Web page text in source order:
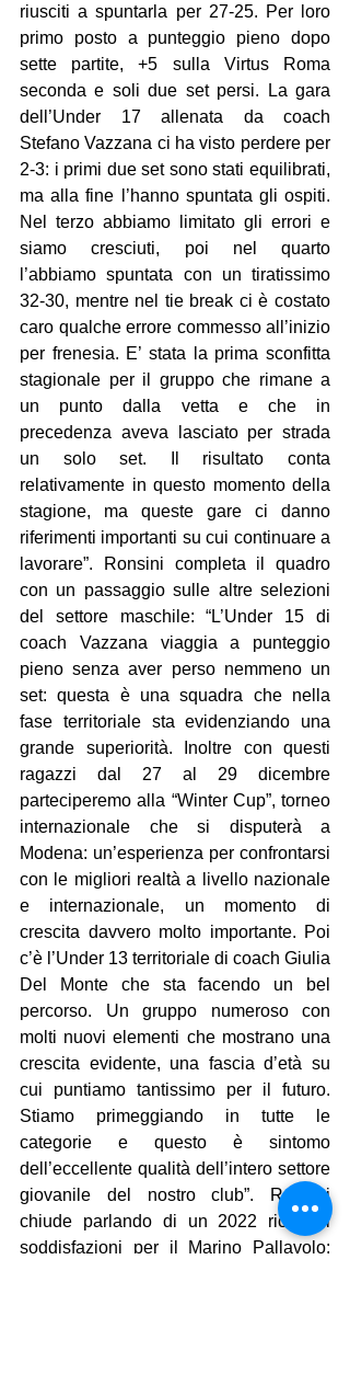
riusciti a spuntarla per 27-25. Per loro
primo posto a punteggio pieno dopo
sette partite, +5 sulla Virtus Roma
seconda e soli due set persi. La gara
dell’Under 17 allenata da coach
Stefano Vazzana ci ha visto perdere per
2-3: i primi due set sono stati equilibrati,
ma alla fine l’hanno spuntata gli ospiti.
Nel terzo abbiamo limitato gli errori e
siamo cresciuti, poi nel quarto
l’abbiamo spuntata con un tiratissimo
32-30, mentre nel tie break ci è costato
caro qualche errore commesso all’inizio
per frenesia. E’ stata la prima sconfitta
stagionale per il gruppo che rimane a
un punto dalla vetta e che in
precedenza aveva lasciato per strada
un solo set. Il risultato conta
relativamente in questo momento della
stagione, ma queste gare ci danno
riferimenti importanti su cui continuare a
lavorare”. Ronsini completa il quadro
con un passaggio sulle altre selezioni
del settore maschile: “L’Under 15 di
coach Vazzana viaggia a punteggio
pieno senza aver perso nemmeno un
set: questa è una squadra che nella
fase territoriale sta evidenziando una
grande superiorità. Inoltre con questi
ragazzi dal 27 al 29 dicembre
parteciperemo alla “Winter Cup”, torneo
internazionale che si disputerà a
Modena: un’esperienza per confrontarsi
con le migliori realtà a livello nazionale
e internazionale, un momento di
crescita davvero molto importante. Poi
c’è l’Under 13 territoriale di coach Giulia
Del Monte che sta facendo un bel
percorso. Un gruppo numeroso con
molti nuovi elementi che mostrano una
crescita evidente, una fascia d’età su
cui puntiamo tantissimo per il futuro.
Stiamo primeggiando in tutte le
categorie e questo è sintomo
dell’eccellente qualità dell’intero settore
giovanile del nostro club”. Ronsini
chiude parlando di un 2022 ricco di
soddisfazioni per il Marino Pallavolo: